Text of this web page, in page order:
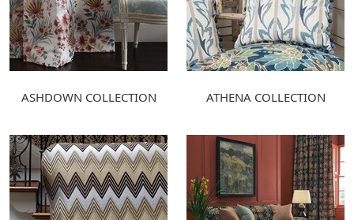
ASHDOWN COLLECTION ATHENA COLLECTION